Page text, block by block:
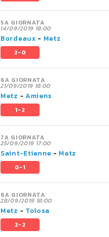
5A GIORNATA
14/09/2019 18:00
Bordeaux - Metz
2-0
6A GIORNATA
21/09/2019 18:00
Metz - Amiens
1-2
7A GIORNATA
25/09/2019 17:00
Saint-Etienne - Metz
0-1
8A GIORNATA
28/09/2019 18:00
Metz - Tolosa
2-2